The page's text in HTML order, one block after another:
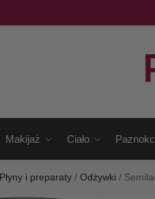
Makijaż Ciało
Płyny i preparaty /Odżywki /